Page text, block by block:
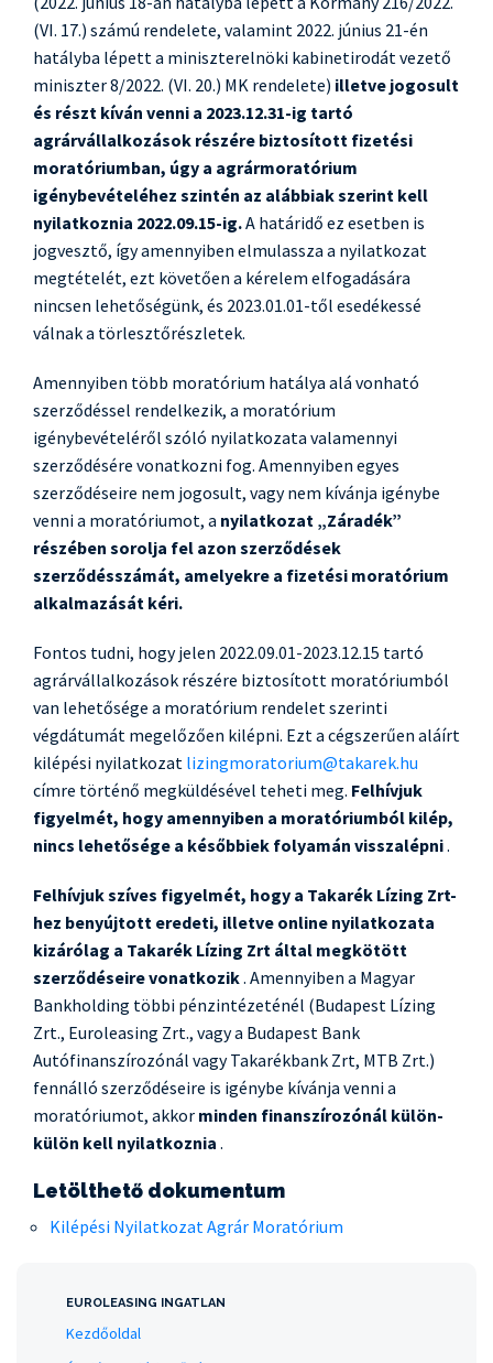
(VI. 17.) számú rendelete, valamint 2022. június 21-én
hatályba lépett a miniszterelnöki kabinetirodát vezető
miniszter 8/2022. (VI. 20.) MK rendelete) illetve jogosult
és részt kíván venni a 2023.12.31-ig tartó
agrárvállalkozások részére biztosított fizetési
moratóriumban, úgy a agrármoratórium
igénybevételéhez szintén az alábbiak szerint kell
nyilatkoznia 2022.09.15-ig.A határidő ez esetben is
jogvesztő, így amennyiben elmulassza a nyilatkozat
megtételét, ezt követően a kérelem elfogadására
nincsen lehetőségünk, és 2023.01.01-től esedékessé
válnak a törlesztőrészletek.
Amennyiben több moratórium hatálya alá vonható
szerződéssel rendelkezik, a moratórium
igénybevételéről szóló nyilatkozata valamennyi
szerződésére vonatkozni fog. Amennyiben egyes
szerződéseire nem jogosult, vagy nem kívánja igénybe
venni a moratóriumot, a nyilatkozat „Záradék”
részében sorolja fel azon szerződések
szerződésszámát, amelyekre a fizetési moratórium
alkalmazását kéri.
Fontos tudni, hogy jelen 2022.09.01-2023.12.15 tartó
agrárvállalkozások részére biztosított moratóriumból
van lehetősége a moratórium rendelet szerinti
végdátumát megelőzően kilépni. Ezt a cégszerűen aláírt
kilépési nyilatkozat lizingmoratorium@takarek.hu
címre történő megküldésével teheti meg. Felhívjuk
figyelmét, hogy amennyiben a moratóriumból kilép,
nincs lehetősége a későbbiek folyamán visszalépni.
Felhívjuk szíves figyelmét, hogy a Takarék Lízing Zrt-
hez benyújtott eredeti, illetve online nyilatkozata
kizárólag a Takarék Lízing Zrt által megkötött
szerződéseire vonatkozik. Amennyiben a Magyar
Bankholding többi pénzintézeténél (Budapest Lízing
Zrt., Euroleasing Zrt., vagy a Budapest Bank
Autófinanszírozónál vagy Takarékbank Zrt, MTB Zrt.)
fennálló szerződéseire is igénybe kívánja venni a
moratóriumot, akkor minden finanszírozónál külön-
külön kell nyilatkoznia .
Letölthető dokumentum
Kilépési Nyilatkozat Agrár Moratórium
EUROLEASING INGATLAN
Kezdőoldal